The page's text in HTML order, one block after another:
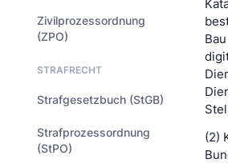
Zivilprozessordnung
(ZPO)
STRAFRECHT
Strafgesetzbuch (StGB)
Strafprozessordnung
(StPO)
(2)